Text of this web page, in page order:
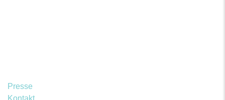
Presse
Kontakt